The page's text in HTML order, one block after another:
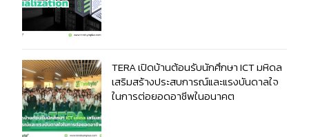
TERA เปิดบ้านต้อนรับนักศึกษา ICT มหิดล
เสริมสร้างประสบการณ์และแรงบันดาลใจ
ในการต่อยอดอาชีพในอนาคต